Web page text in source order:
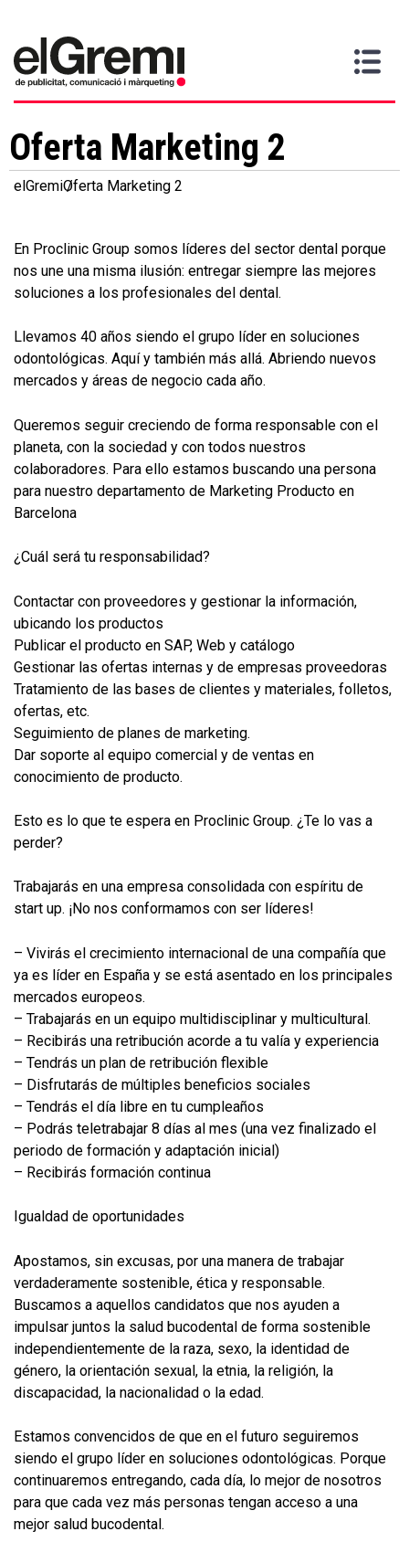
Inici
Gremi
>
Serveis
Contacta
Oferta Marketing 2
elGremiOferta Marketing 2
En Proclinic Group somos líderes del sector dental porque
nos une una misma ilusión: entregar siempre las mejores
soluciones a los profesionales del dental.
Llevamos 40 años siendo el grupo líder en soluciones
odontológicas. Aquí y también más allá. Abriendo nuevos
mercados y áreas de negocio cada año.
Queremos seguir creciendo de forma responsable con el
planeta, con la sociedad y con todos nuestros
colaboradores. Para ello estamos buscando una persona
para nuestro departamento de Marketing Producto en
Barcelona
¿Cuál será tu responsabilidad?
Contactar con proveedores y gestionar la información,
ubicando los productos
Publicar el producto en SAP, Web y catálogo
Gestionar las ofertas internas y de empresas proveedoras
Tratamiento de las bases de clientes y materiales, folletos,
ofertas, etc.
Seguimiento de planes de marketing.
Dar soporte al equipo comercial y de ventas en
conocimiento de producto.
Esto es lo que te espera en Proclinic Group. ¿Te lo vas a
perder?
Trabajarás en una empresa consolidada con espíritu de
start up. ¡No nos conformamos con ser líderes!
– Vivirás el crecimiento internacional de una compañía que
ya es líder en España y se está asentado en los principales
mercados europeos.
– Trabajarás en un equipo multidisciplinar y multicultural.
– Recibirás una retribución acorde a tu valía y experiencia
– Tendrás un plan de retribución flexible
– Disfrutarás de múltiples beneficios sociales
– Tendrás el día libre en tu cumpleaños
– Podrás teletrabajar 8 días al mes (una vez finalizado el
periodo de formación y adaptación inicial)
– Recibirás formación continua
Igualdad de oportunidades
Apostamos, sin excusas, por una manera de trabajar
verdaderamente sostenible, ética y responsable.
Buscamos a aquellos candidatos que nos ayuden a
impulsar juntos la salud bucodental de forma sostenible
independientemente de la raza, sexo, la identidad de
género, la orientación sexual, la etnia, la religión, la
discapacidad, la nacionalidad o la edad.
Estamos convencidos de que en el futuro seguiremos
siendo el grupo líder en soluciones odontológicas. Porque
continuaremos entregando, cada día, lo mejor de nosotros
para que cada vez más personas tengan acceso a una
mejor salud bucodental.